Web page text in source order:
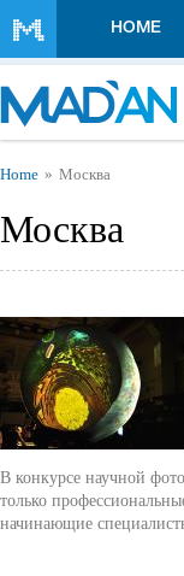
HOME
You are
Home Москва
Москва
В конкурсе научной
только
начинающие